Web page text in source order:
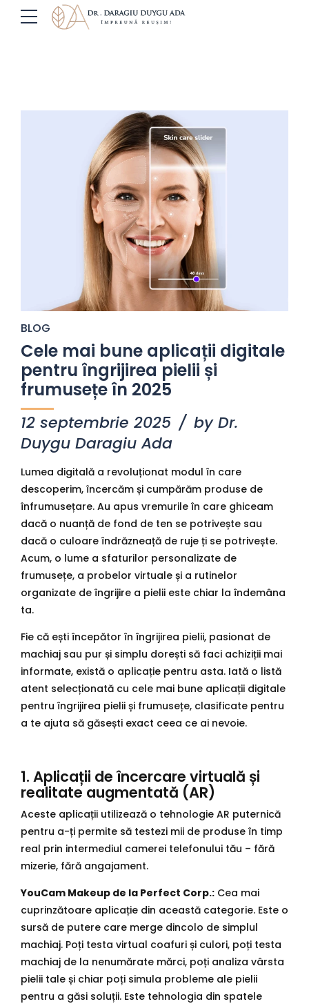
BLOG
Cele mai bune aplicații digitale
pentru îngrijirea pielii și
frumusețe în 2025
12 septembrie 2025
by Dr.
Duygu Daragiu Ada
Lumea digitală a revoluționat modul în care
descoperim, încercăm și cumpărăm produse de
înfrumusețare. Au apus vremurile în care ghiceam
dacă o nuanță de fond de ten se potrivește sau
dacă o culoare îndrăzneață de ruje ți se potrivește.
Acum, o lume a sfaturilor personalizate de
frumusețe, a probelor virtuale și a rutinelor
organizate de îngrijire a pielii este chiar la îndemâna
ta.
Fie că ești începător în îngrijirea pielii, pasionat de
machiaj sau pur și simplu dorești să faci achiziții mai
informate, există o aplicație pentru asta. Iată o listă
atent selecționată cu cele mai bune aplicații digitale
pentru îngrijirea pielii și frumusețe, clasificate pentru
a te ajuta să găsești exact ceea ce ai nevoie.
1. Aplicații de încercare virtuală și
realitate augmentată (AR)
Aceste aplicații utilizează o tehnologie AR puternică
pentru a-ți permite să testezi mii de produse în timp
real prin intermediul camerei telefonului tău – fără
mizerie, fără angajament.
YouCam Makeup de la Perfect Corp.: Cea mai
cuprinzătoare aplicație din această categorie. Este o
sursă de putere care merge dincolo de simplul
machiaj. Poți testa virtual coafuri și culori, poți testa
machiaj de la nenumărate mărci, poți analiza vârsta
pielii tale și chiar poți simula probleme ale pielii
pentru a găsi soluții. Este tehnologia din spatele